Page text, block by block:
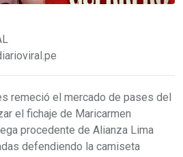
remeció el mercado de pases del
el fichaje de Maricarmen
procedente de Alianza Lima
defendiendo la camiseta